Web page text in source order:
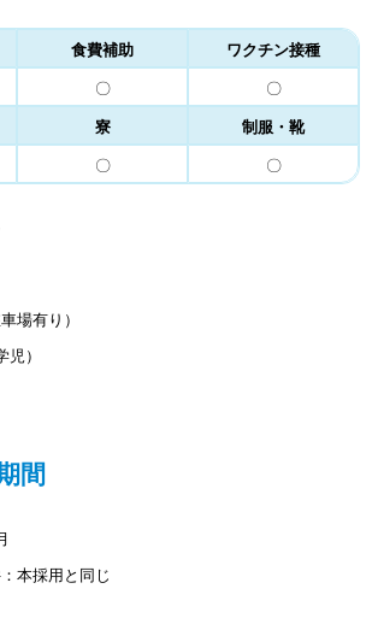
食費補助 ワクチン接種
〇 〇
寮 制服・靴
〇 〇
場有り）
）
間
本採用と同じ